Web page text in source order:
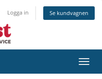
Logga in Se kundvagnen